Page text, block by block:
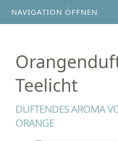
NAVIGATION ÖFFNEN
Teelicht
DUFTENDES AROMA
ORANGE